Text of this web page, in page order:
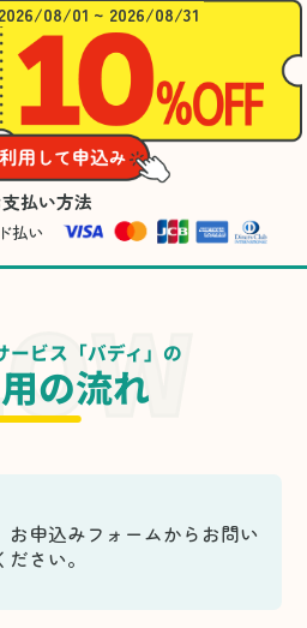
2026/08/01 ~ 2026/08/31
払い方法
払い
ービス「バディ」の
の流れ
お申込みフォームからお問い
さい。